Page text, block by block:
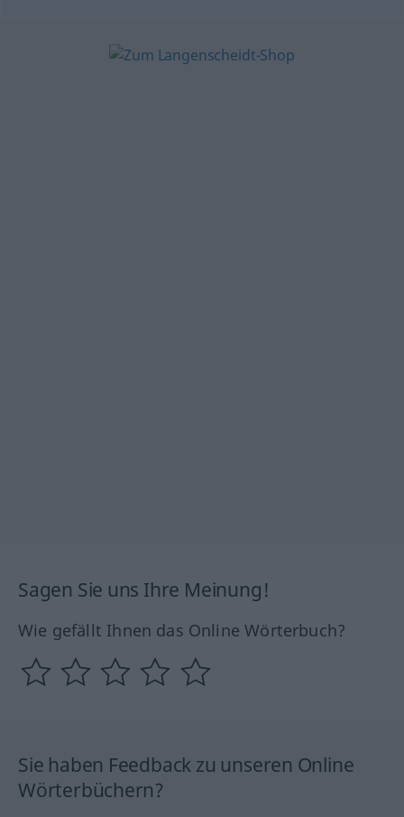
Sagen Sie uns Ihre Meinung!
Wie gefällt Ihnen das Online Wörterbuch?
Sie haben Feedback zu unseren Online
Wörterbüchern?